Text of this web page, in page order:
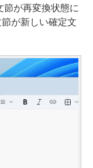
節が再変換状態に
が新しい確定文